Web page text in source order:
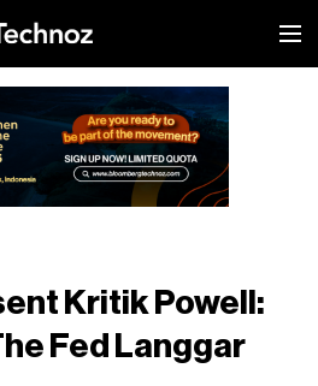
Kritik Powell:
Fed Langgar